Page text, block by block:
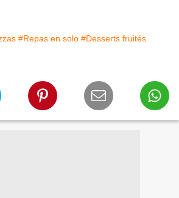
#Repas en solo #Desserts fruités